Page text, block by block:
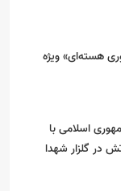
هسته‌ای» ویژه
اسلامی با
در گلزار شهدا